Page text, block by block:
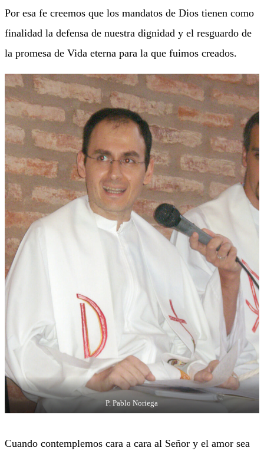
Por esa fe creemos que los mandatos de Dios tienen como
finalidad la defensa de nuestra dignidad y el resguardo de
la promesa de Vida eterna para la que fuimos creados.
P. Pablo Noriega
Cuando contemplemos cara a cara al Señor y el amor sea